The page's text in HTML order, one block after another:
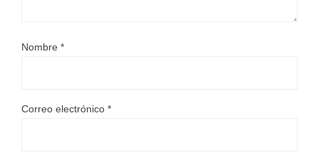
Nombre *
Correo electrónico *